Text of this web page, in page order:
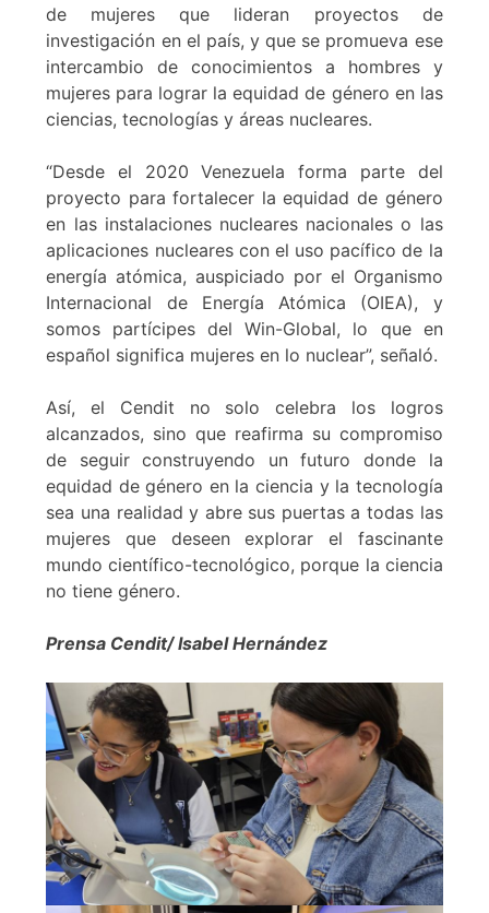
de mujeres que lideran proyectos de
investigación en el país, y que se promueva ese
intercambio de conocimientos a hombres y
mujeres para lograr la equidad de género en las
ciencias, tecnologías y áreas nucleares.
“Desde el 2020 Venezuela forma parte del
proyecto para fortalecer la equidad de género
en las instalaciones nucleares nacionales o las
aplicaciones nucleares con el uso pacífico de la
energía atómica, auspiciado por el Organismo
Internacional de Energía Atómica (OIEA), y
somos partícipes del Win-Global, lo que en
español significa mujeres en lo nuclear”, señaló.
Así, el Cendit no solo celebra los logros
alcanzados, sino que reafirma su compromiso
de seguir construyendo un futuro donde la
equidad de género en la ciencia y la tecnología
sea una realidad y abre sus puertas a todas las
mujeres que deseen explorar el fascinante
mundo científico-tecnológico, porque la ciencia
no tiene género.
Prensa Cendit/ Isabel Hernández